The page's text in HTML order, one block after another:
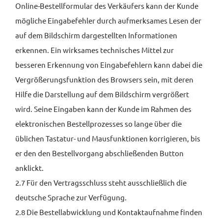
Online-Bestellformular des Verkäufers kann der Kunde
mögliche Eingabefehler durch aufmerksames Lesen der
auf dem Bildschirm dargestellten Informationen
erkennen. Ein wirksames technisches Mittel zur
besseren Erkennung von Eingabefehlern kann dabei die
Vergrößerungsfunktion des Browsers sein, mit deren
Hilfe die Darstellung auf dem Bildschirm vergrößert
wird. Seine Eingaben kann der Kunde im Rahmen des
elektronischen Bestellprozesses so lange über die
üblichen Tastatur- und Mausfunktionen korrigieren, bis
er den den Bestellvorgang abschließenden Button
anklickt.
2.7 Für den Vertragsschluss steht ausschließlich die
deutsche Sprache zur Verfügung.
2.8 Die Bestellabwicklung und Kontaktaufnahme finden